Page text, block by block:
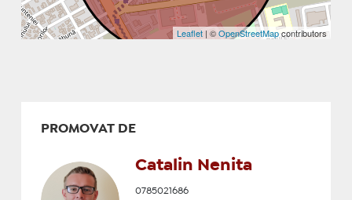
Leaflet | ©OpenStreetMapcontributors
PROMOVAT DE
Catalin Nenita
0785021686